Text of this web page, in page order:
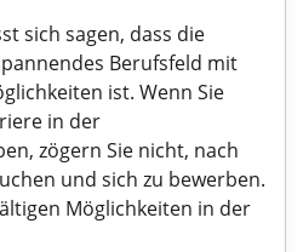
sich sagen, dass die
Berufsfeld mit
ist. Wenn Sie
in der
zögern Sie nicht, nach
und sich zu bewerben.
Möglichkeiten in der